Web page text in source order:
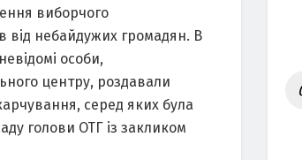
виборчого
від небайдужих громадян. В
особи,
центру, роздавали
серед яких була
голови ОТГ із закликом